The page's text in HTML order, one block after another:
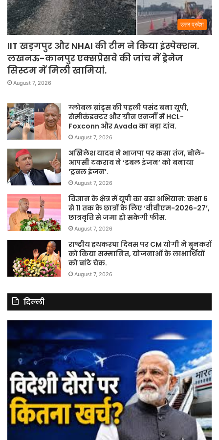
उत्तर प्रदेश
IIT खड़गपुर और NHAI की टीम ने किया इंस्पेक्शन.
लखनऊ-कानपुर एक्सप्रेसवे की जांच में ड्रेनेज
सिस्टम में मिली खामियां.
August 7, 2026
ग्लोबल ब्रांड्स की पहली पसंद बना यूपी,
सेमीकंडक्टर और ग्रीन एनर्जी में HCL-
Foxconn और Avada का बड़ा दांव.
August 7, 2026
अखिलेश यादव ने भाजपा पर कसा तंज, बोले-
आपसी टकराव ने ‘डबल इंजन’ को बनाया
‘ट्रबल इंजन’.
August 7, 2026
विज्ञान के क्षेत्र में यूपी का बड़ा अभियान: कक्षा 6
से 11 तक के छात्रों के लिए ‘वीवीएम-2026-27’,
छात्रवृत्ति से जमा हो सकेगी फीस.
August 7, 2026
राष्ट्रीय हथकरघा दिवस पर CM योगी ने बुनकरों
को किया सम्मानित, योजनाओं के लाभार्थियों
को बांटे चेक.
August 7, 2026
दिल्ली